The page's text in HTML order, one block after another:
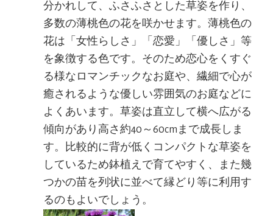
分かれして、ふさふさとした草姿を作り、
多数の薄桃色の花を咲かせます。薄桃色の
花は「女性らしさ」「恋愛」「優しさ」等
を象徴する色です。そのため恋心をくすぐ
る様なロマンチックなお庭や、繊細で心が
癒されるような優しい雰囲気のお庭などに
よくあいます。草姿は直立して横へ広がる
傾向があり高さ約40～60cmまで成長しま
す。比較的に背が低くコンパクトな草姿を
しているため鉢植えで育てやすく、また幾
つかの苗を列状に並べて縁どり等に利用す
るのもよいでしょう。